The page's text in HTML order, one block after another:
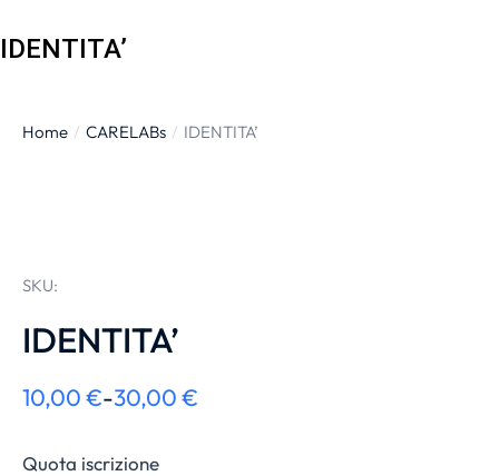
IDENTITA’
Tu sei qui:
Home CARELABs IDENTITA’
SKU:
IDENTITA’
10,00€-30,00€
Quota iscrizione